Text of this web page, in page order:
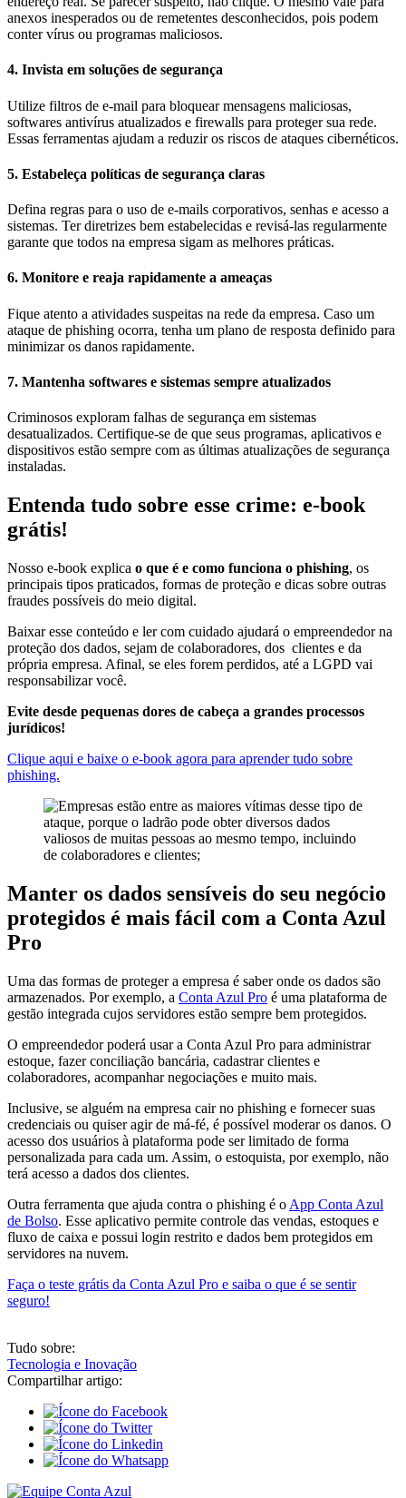
anexos inesperados ou de remetentes desconhecidos, pois podem
conter vírus ou programas maliciosos.
4. Invista em soluções de segurança
Utilize filtros de e-mail para bloquear mensagens maliciosas,
softwares antivírus atualizados e firewalls para proteger sua rede.
Essas ferramentas ajudam a reduzir os riscos de ataques cibernéticos.
5. Estabeleça políticas de segurança claras
Defina regras para o uso de e-mails corporativos, senhas e acesso a
sistemas. Ter diretrizes bem estabelecidas e revisá-las regularmente
garante que todos na empresa sigam as melhores práticas.
6. Monitore e reaja rapidamente a ameaças
Fique atento a atividades suspeitas na rede da empresa. Caso um
ataque de phishing ocorra, tenha um plano de resposta definido para
minimizar os danos rapidamente.
7. Mantenha softwares e sistemas sempre atualizados
Criminosos exploram falhas de segurança em sistemas
desatualizados. Certifique-se de que seus programas, aplicativos e
dispositivos estão sempre com as últimas atualizações de segurança
instaladas.
Entenda tudo sobre esse crime: e-book
grátis!
Nosso e-book explica o que é e como funciona o phishing, os
principais tipos praticados, formas de proteção e dicas sobre outras
fraudes possíveis do meio digital.
Baixar esse conteúdo e ler com cuidado ajudará o empreendedor na
proteção dos dados, sejam de colaboradores, dos clientes e da
própria empresa. Afinal, se eles forem perdidos, até a LGPD vai
responsabilizar você.
Evite desde pequenas dores de cabeça a grandes processos
jurídicos!
Clique aqui e baixe o e-book agora para aprender tudo sobre
phishing.
Manter os dados sensíveis do seu negócio
protegidos é mais fácil com a Conta Azul
Pro
Uma das formas de proteger a empresa é saber onde os dados são
armazenados. Por exemplo, a Conta Azul Pro é uma plataforma de
gestão integrada cujos servidores estão sempre bem protegidos.
O empreendedor poderá usar a Conta Azul Pro para administrar
estoque, fazer conciliação bancária, cadastrar clientes e
colaboradores, acompanhar negociações e muito mais.
Inclusive, se alguém na empresa cair no phishing e fornecer suas
credenciais ou quiser agir de má-fé, é possível moderar os danos. O
acesso dos usuários à plataforma pode ser limitado de forma
personalizada para cada um. Assim, o estoquista, por exemplo, não
terá acesso a dados dos clientes.
Outra ferramenta que ajuda contra o phishing é o App Conta Azul
de Bolso. Esse aplicativo permite controle das vendas, estoques e
fluxo de caixa e possui login restrito e dados bem protegidos em
servidores na nuvem.
Faça o teste grátis da Conta Azul Pro e saiba o que é se sentir
seguro!
Tudo sobre:
Tecnologia e Inovação
Compartilhar artigo: